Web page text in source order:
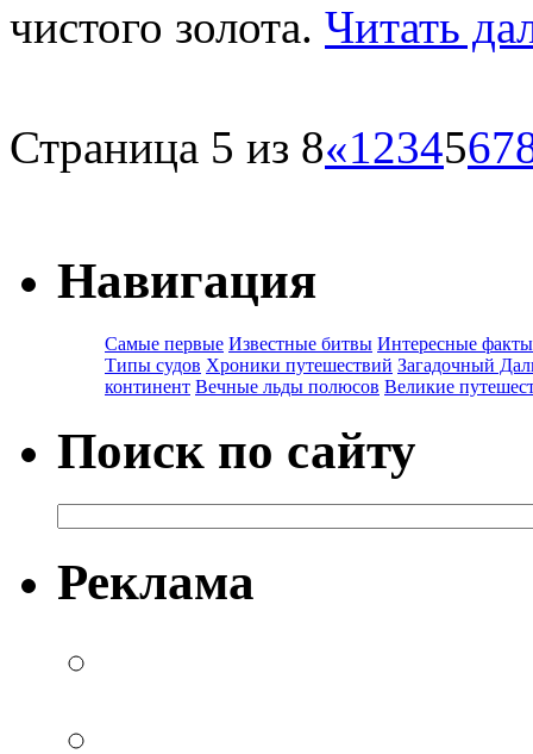
чистого золота. Читать
Страница 5 из 8«1234567
Навигация
Самые первые Известные битвы Интересные факты
Типы судов Хроники путешествий Загадочный
континент Вечные льды полюсов Великие
Поиск по сайту
Реклама